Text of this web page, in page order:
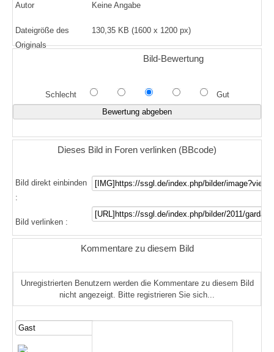
Autor Keine Angabe
Dateigröße des
Originals
130,35 KB (1600 x 1200 px)
Bild-Bewertung
Schlecht Gut
Dieses Bild in Foren verlinken (BBcode)
Bild direkt einbinden
:
Bild verlinken :
Kommentare zu diesem Bild
Unregistrierten Benutzern werden die Kommentare zu diesem Bild
nicht angezeigt. Bitte registrieren Sie sich...